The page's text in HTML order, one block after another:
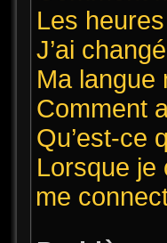
Les
J’ai
Ma langue
Comment
Qu’est-ce
Lorsque je
me